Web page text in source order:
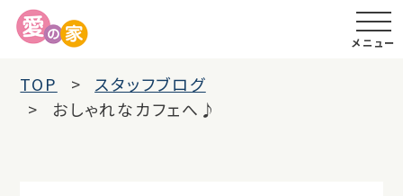
メニュー
TOP
スタッフブログ
おしゃれなカフェへ♪